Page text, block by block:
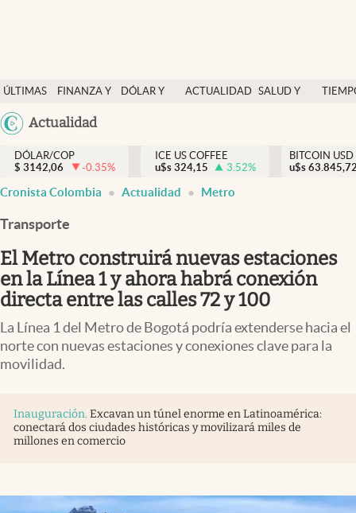
ÚLTIMAS
NOTICIAS
FINANZA Y
DÓLAR Y
ACTUALIDAD SALUD Y
México
Actualidad
Salud y nutrición
Vida espiritual
Actualidad
Colombia
DÓLAR/COP
$ 3142,06 -0.35%
ICE US COFFEE
u$s 324,15 3.52%
BITCOIN USD
u$s
Cronista Colombia Actualidad Metro
Transporte
El Metro construirá nuevas estaciones
en la Línea 1 y ahora habrá conexión
directa entre las calles 72 y 100
La Línea 1 del Metro de Bogotá podría extenderse hacia el
norte con nuevas estaciones y conexiones clave para la
movilidad.
Inauguración. Excavan un túnel enorme en Latinoamérica:
conectará dos ciudades históricas y movilizará miles de
millones en comercio